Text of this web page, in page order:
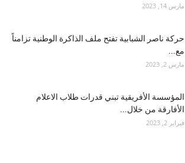
مارس 14, 2023
حركة ناصر الشبابية تفتح ملف الذاكرة الوطنية تزامناً
مع...
مارس 2, 2023
المؤسسة الأفريقية تبني قدرات طلاب الاعلام
الأفارقة من خلال...
فبراير 2, 2023